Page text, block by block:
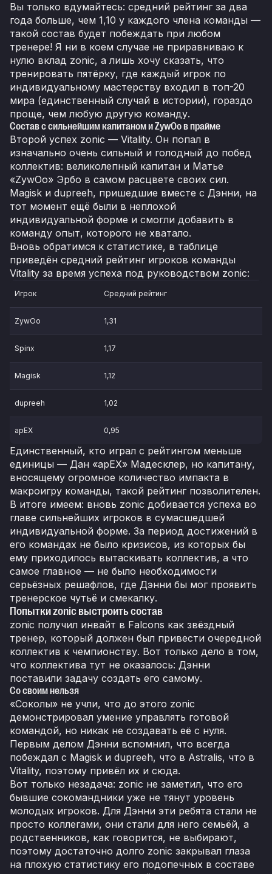
Вы только вдумайтесь: средний рейтинг за два
года больше, чем 1,10 у каждого члена команды —
такой состав будет побеждать при любом
тренере! Я ни в коем случае не приравниваю к
нулю вклад zonic, а лишь хочу сказать, что
тренировать пятёрку, где каждый игрок по
индивидуальному мастерству входил в топ-20
мира (единственный случай в истории), гораздо
проще, чем любую другую команду.
Состав с сильнейшим капитаном и ZywOo в прайме
Второй успех zonic — Vitality. Он попал в
изначально очень сильный и голодный до побед
коллектив: великолепный капитан и Матье
«ZywOo» Эрбо в самом расцвете своих сил.
Magisk и dupreeh, пришедшие вместе с Дэнни, на
тот момент ещё были в неплохой
индивидуальной форме и смогли добавить в
команду опыт, которого не хватало.
Вновь обратимся к статистике, в таблице
приведён средний рейтинг игроков команды
Vitality за время успеха под руководством zonic:
Игрок Средний рейтинг
ZywOo 1,31
Spinx 1,17
Magisk 1,12
dupreeh 1,02
apEX 0,95
Единственный, кто играл с рейтингом меньше
единицы — Дан «apEX» Мадесклер, но капитану,
вносящему огромное количество импакта в
макроигру команды, такой рейтинг позволителен.
В итоге имеем: вновь zonic добивается успеха во
главе сильнейших игроков в сумасшедшей
индивидуальной форме. За период достижений в
его командах не было кризисов, из которых бы
ему приходилось вытаскивать коллектив, а что
самое главное — не было необходимости
серьёзных решафлов, где Дэнни бы мог проявить
тренерское чутьё и смекалку.
Попытки zonic выстроить состав
zonic получил инвайт в Falcons как звёздный
тренер, который должен был привести очередной
коллектив к чемпионству. Вот только дело в том,
что коллектива тут не оказалось: Дэнни
поставили задачу создать его самому.
Со своим нельзя
«Соколы» не учли, что до этого zonic
демонстрировал умение управлять готовой
командой, но никак не создавать её с нуля.
Первым делом Дэнни вспомнил, что всегда
побеждал с Magisk и dupreeh, что в Astralis, что в
Vitality, поэтому привёл их и сюда.
Вот только незадача: zonic не заметил, что его
бывшие сокомандники уже не тянут уровень
молодых игроков. Для Дэнни эти ребята стали не
просто коллегами, они стали для него семьёй, а
родственников, как говорится, не выбирают,
поэтому достаточно долго zonic закрывал глаза
на плохую статистику его подопечных в составе